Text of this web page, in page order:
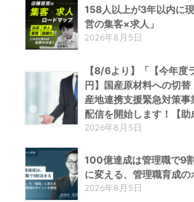
158人以上が3年以内に
営の集客×求人」
2026年8月5日
【8/6より】「【今年度
円】国産原材料への切替
産地連携支援緊急対策
配信を開始します！【助
2026年8月5日
100億達成は管理職で9
に変える、管理職育成の
2026年8月5日